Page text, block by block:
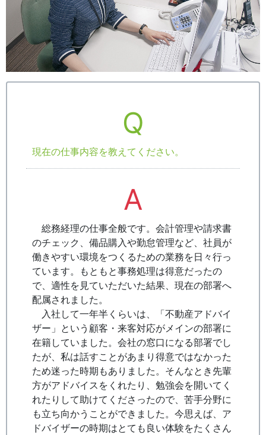
Q
現在の仕事内容を教えてください。
A
総務経理の仕事全般です。会計管理や請求書
のチェック、備品購入や勤怠管理など、社員が
働きやすい環境をつくるための業務を日々行っ
ています。もともと事務処理は得意だったの
で、適性を見ていただいた結果、現在の部署へ
配属されました。
入社して一年半くらいは、「不動産アドバイ
ザー」という顧客・来客対応がメインの部署に
在籍していました。会社の窓口になる部署でし
たが、私は話すことがあまり得意ではなかった
ため迷った時期もありました。そんなとき先輩
方がアドバイスをくれたり、勉強会を開いてく
れたりして助けてくださったので、苦手分野に
も立ち向かうことができました。今思えば、ア
ドバイザーの時期はとても良い体験をたくさん